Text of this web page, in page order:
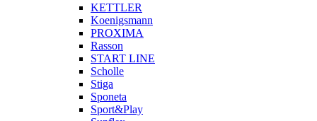
KETTLER
Koenigsmann
PROXIMA
Rasson
START LINE
Scholle
Stiga
Sponeta
Sport&Play